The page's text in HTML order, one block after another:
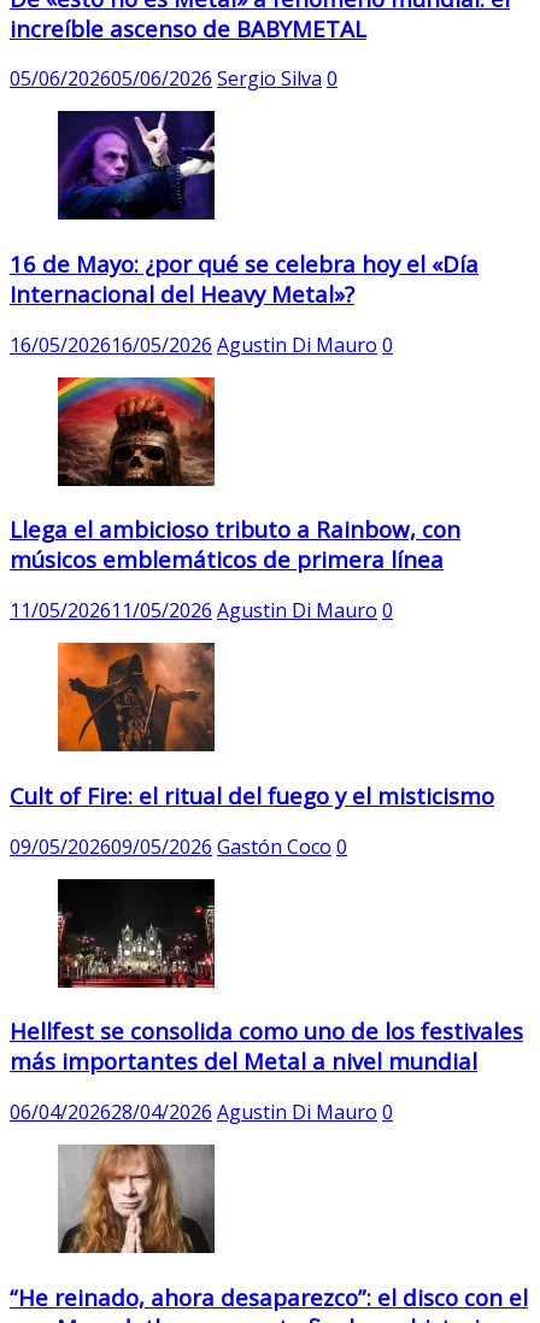
increíble ascenso de BABYMETAL
05/06/202605/06/2026 Sergio Silva 0
16 de Mayo: ¿por qué se celebra hoy el «Día
Internacional del Heavy Metal»?
16/05/202616/05/2026 Agustin Di Mauro 0
Llega el ambicioso tributo a Rainbow, con
músicos emblemáticos de primera línea
11/05/202611/05/2026 Agustin Di Mauro 0
Cult of Fire: el ritual del fuego y el misticismo
09/05/202609/05/2026 Gastón Coco 0
Hellfest se consolida como uno de los festivales
más importantes del Metal a nivel mundial
06/04/202628/04/2026 Agustin Di Mauro 0
“He reinado, ahora desaparezco”: el disco con el